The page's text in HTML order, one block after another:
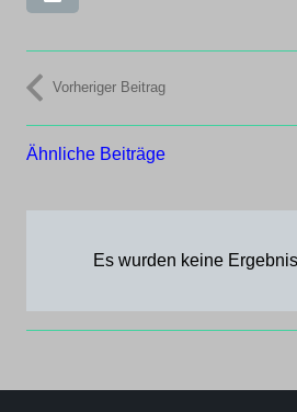
Vorheriger Beitrag
Ähnliche Beiträge
Es wurden keine